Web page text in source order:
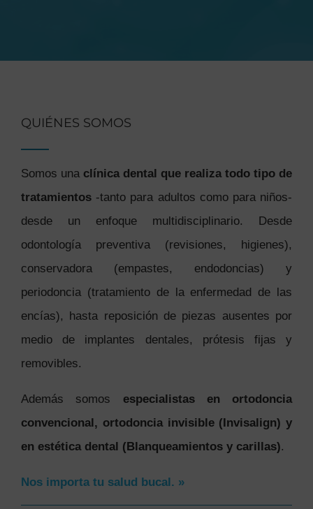
QUIÉNES SOMOS
Somos una clínica dental que realiza todo tipo de
tratamientos -tanto para adultos como para niños-
desde un enfoque multidisciplinario. Desde
odontología preventiva (revisiones, higienes),
conservadora (empastes, endodoncias) y
periodoncia (tratamiento de la enfermedad de las
encías), hasta reposición de piezas ausentes por
medio de implantes dentales, prótesis fijas y
removibles.
Además somos especialistas en ortodoncia
convencional, ortodoncia invisible (Invisalign) y
en estética dental (Blanqueamientos y carillas).
Nos importa tu salud bucal. »